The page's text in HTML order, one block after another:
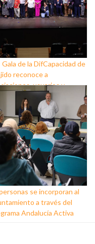
Gala de la DifCapacidad de
reconoce a
usuarios y
que trabajan a favor
colectivo
se incorporan al
a través del
Andalucía Activa